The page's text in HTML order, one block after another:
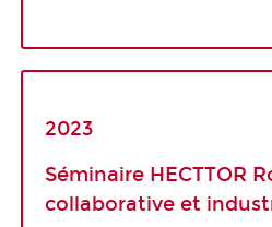
2023
Séminaire HECTTOR
collaborative et